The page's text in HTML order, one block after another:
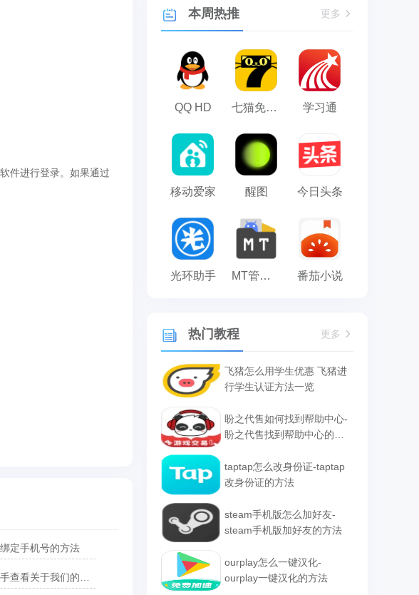
件进行登录。如果通过
定手机号的方法
本周热推 更多
QQ HD 七猫免费小说 学习通
移动爱家 醒图 今日头条
光环助手 MT管理器 番茄小说
热门教程 更多
飞猪怎么用学生优惠 飞猪进
行学生认证方法一览
盼之代售如何找到帮助中心-
盼之代售找到帮助中心的方
taptap怎么改身份证-taptap
改身份证的方法
steam手机版怎么加好友-
steam手机版加好友的方法
ourplay怎么一键汉化-
ourplay一键汉化的方法